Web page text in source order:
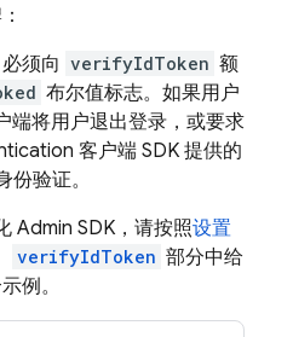
须向 verifyIdToken 额
布尔值标志。如果用户
端将用户退出登录，或要求
客户端 SDK 提供的
验证。
Admin SDK，请按照设置
verifyIdToken 部分中给
例。